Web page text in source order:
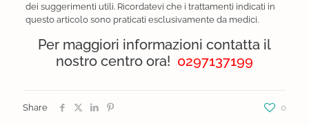
dei suggerimenti utili. Ricordatevi che i trattamenti indicati in
questo articolo sono praticati esclusivamente da medici.
Per maggiori informazioni contatta il
nostro centro ora! 0297137199
Share 0